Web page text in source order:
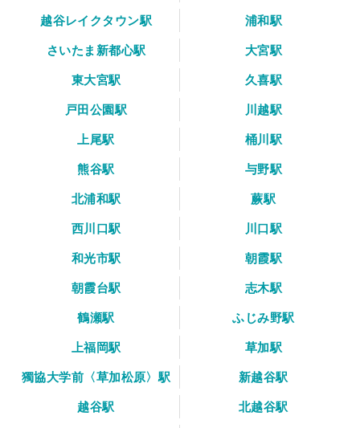
越谷レイクタウン駅
浦和駅
さいたま新都心駅
大宮駅
東大宮駅
久喜駅
戸田公園駅
川越駅
上尾駅
桶川駅
熊谷駅
与野駅
北浦和駅
蕨駅
西川口駅
川口駅
和光市駅
朝霞駅
朝霞台駅
志木駅
鶴瀬駅
ふじみ野駅
上福岡駅
草加駅
獨協大学前〈草加松原〉駅
新越谷駅
越谷駅
北越谷駅